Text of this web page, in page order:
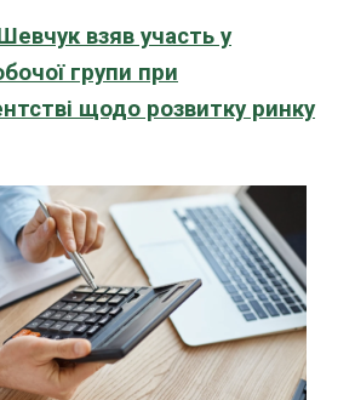
взяв участь у
групи при
щодо розвитку ринку